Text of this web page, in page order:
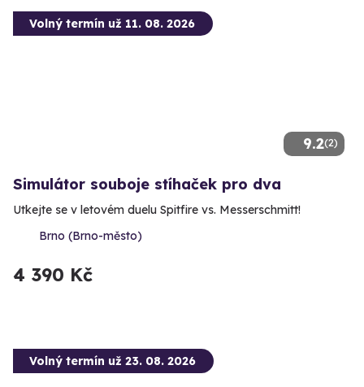
9.2(2)
Volný termín už 11. 08. 2026
Simulátor souboje stíhaček pro dva
Utkejte se v letovém duelu Spitfire vs. Messerschmitt!
Brno (Brno-město)
4 390 Kč
Volný termín už 23. 08. 2026